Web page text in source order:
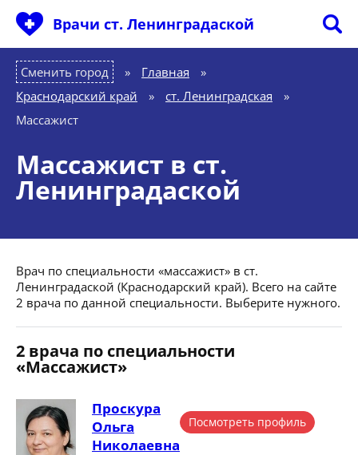
Врачи ст. Ленинградаской
Сменить город Главная
»
Краснодарский край
» ст. Ленинградская
»
Массажист
Массажист в ст.
Ленинградаской
Врач по специальности «массажист» в ст.
Ленинградаской (Краснодарский край). Всего на сайте
2 врача по данной специальности. Выберите нужного.
2 врача по специальности
«Массажист»
Проскура
Ольга
Николаевна
Посмотреть профиль